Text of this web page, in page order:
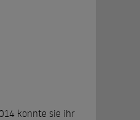
konnte sie ihr